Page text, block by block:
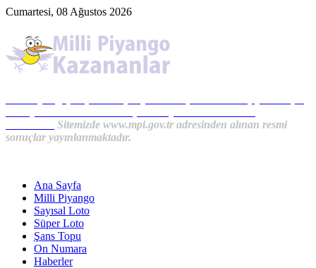
Cumartesi, 08 Ağustos 2026
Sitemizde www.mpi.gov.tr adresinden alınan resmi
sonuçlar yayınlanmaktadır.
Ana Sayfa
Milli Piyango
Sayısal Loto
Süper Loto
Şans Topu
On Numara
Haberler